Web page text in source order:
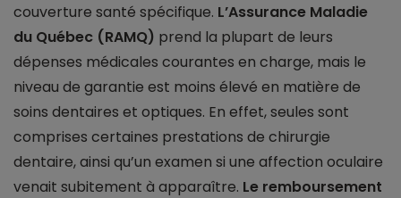
couverture santé spécifique. L’Assurance Maladie
du Québec (RAMQ) prend la plupart de leurs
dépenses médicales courantes en charge, mais le
niveau de garantie est moins élevé en matière de
soins dentaires et optiques. En effet, seules sont
comprises certaines prestations de chirurgie
dentaire, ainsi qu’un examen si une affection oculaire
venait subitement à apparaître. Le remboursement